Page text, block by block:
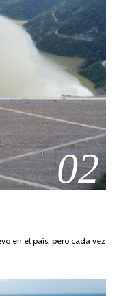
02
en el país, pero cada vez